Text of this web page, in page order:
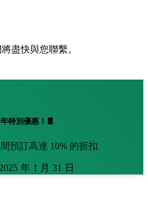
盡快與您聯繫。
特別優惠！🧧
預訂高達 10% 的折扣
年 1 月 31 日